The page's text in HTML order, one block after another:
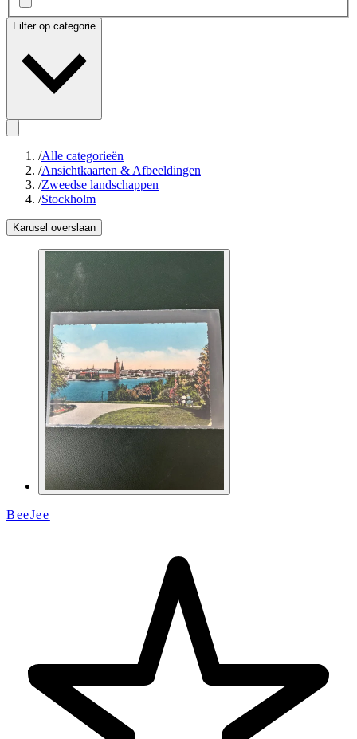
Filter op categorie
/Alle categorieën
/Ansichtkaarten & Afbeeldingen
/Zweedse landschappen
/Stockholm
Karusel overslaan
BeeJee